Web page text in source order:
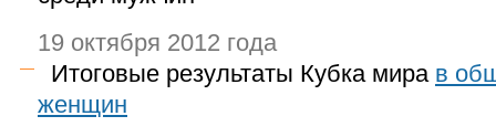
19 октября 2012 года
Итоговые результаты Кубка мира в
женщин